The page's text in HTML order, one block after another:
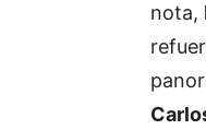
nota,